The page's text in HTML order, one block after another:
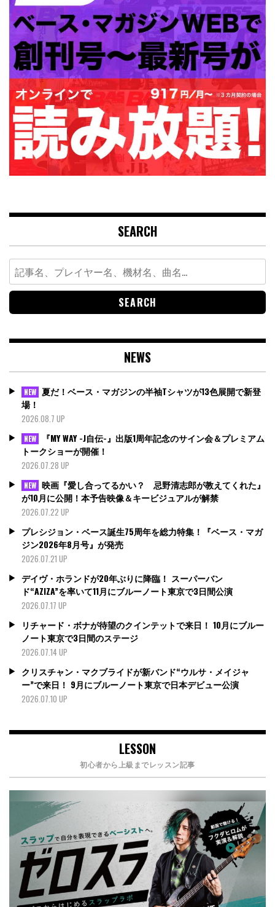
SEARCH
Search
for:
NEWS
NEW 夏だ！ベース・マガジンの半袖Tシャツが13色展開で新登
場！
2026.08.7 UP
NEW
『MY WAY -J自伝-』出版1周年記念のサイン会＆プレミアム
トークショーが開催！
2026.07.28 UP
NEW 映画『愛し合ってるかい？ 忌野清志郎が教えてくれた』
が10月に公開！本予告映像＆キービジュアルが解禁
2026.07.22 UP
プレシジョン・ベース誕生75周年を総力特集！『ベース・マガ
ジン2026年8月号』が発売
2026.07.21 UP
デイヴ・ホランドが20年ぶりに降臨！ スーパーバン
ド“AZIZA”を率いて11月にブルーノート東京で3日間公演
2026.07.17 UP
リチャード・ボナが待望のクインテットで来日！ 10月にブルー
ノート東京で3日間のステージ
2026.07.14 UP
クリスチャン・マクブライドが新バンド“ウルサ・メイジャ
ー”で来日！ 9月にブルーノート東京で日本デビュー公演
2026.07.10 UP
LESSON
初心者から上級までレッスン記事